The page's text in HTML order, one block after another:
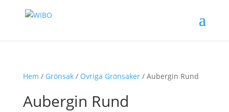
Hem / Grönsak/ Övriga Grönsaker/ Aubergin Rund
Aubergin Rund